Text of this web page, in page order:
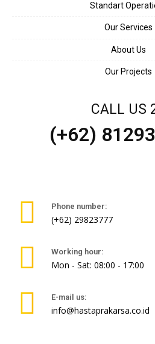
Standart
Our Services
About Us
Our Projects
CALL US
(+62)
Phone number:
(+62) 29823777
Working hour:
Mon - Sat: 08:00 - 17:00
E-mail us:
info@hastaprakarsa.co.id